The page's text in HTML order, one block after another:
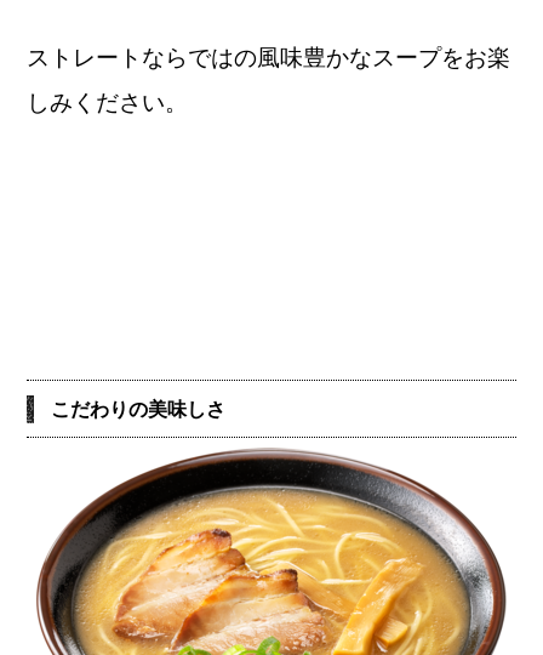
ストレートならではの風味豊かなスープをお楽
しみください。
こだわりの美味しさ